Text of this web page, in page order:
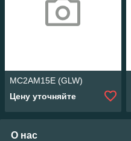
MC2AM15E (GLW)
Цену уточняйте
О нас